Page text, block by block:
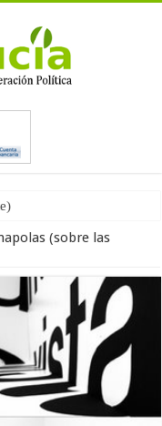
generales
(sobre las